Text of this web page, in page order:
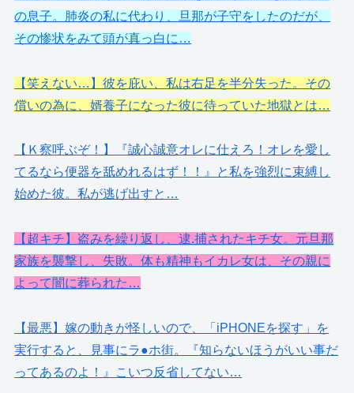
の息子。肺炎の私に代わり、旦那が子守をしたのだが、
その惨状をみて頭が真っ白に…
【笑えない…】彼を庇い、私は右足を半分失った。その
償いの為に、婿養子になった彼に待っていた地獄とは…
【Ｋ察呼ぶぞ！】『誠心誠意オレに仕えろ！オレを愛し
てるなら便器を舐めれるはず！！』と私を強烈に束縛し
始めた彼。私が逃げ出すと…
【超キチ】盗みを繰り返し、逮.捕されたキチ女。元旦那
家族を襲撃し、失敗。体も精神もイカレ女は、その親に
よって闇に葬られた…
【最悪】嫁の動きが怪しいので、「iPHONEを探す」を
実行すると、見事にラ●ホ街。『知らないほうがいい事だ
ってあるのよ！』こいつ反省してない…